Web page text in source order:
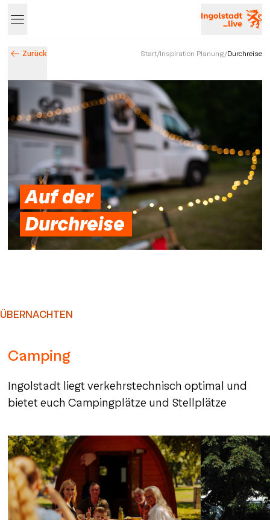
Zurück Start/Inspiration Planung/Durchreise
Entdecke Ingolstadt – Events, Highlights & Stadtleben
Auf der
Durchreise
ÜBERNACHTEN
Camping
Ingolstadt liegt verkehrstechnisch optimal und
bietet euch Campingplätze und Stellplätze